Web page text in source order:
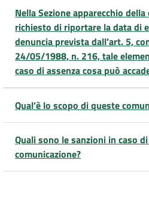
Nella Sezione apparecchio
richiesto di riportare la data di
denuncia prevista dall’art. 5,
24/05/1988, n. 216, tale
caso di assenza cosa può
Qual’è lo scopo di queste
Quali sono le sanzioni in caso
comunicazione?